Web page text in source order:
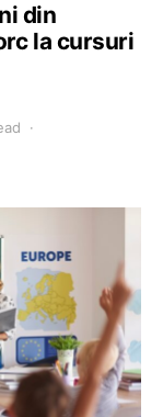
din
la cursuri